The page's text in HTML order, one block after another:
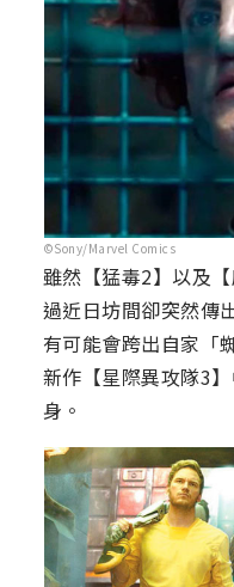
©Sony/Marvel Comics
雖然【猛毒2】以及
過近日坊間卻突然傳
有可能會跨出自家「
新作【星際異攻隊3
身。